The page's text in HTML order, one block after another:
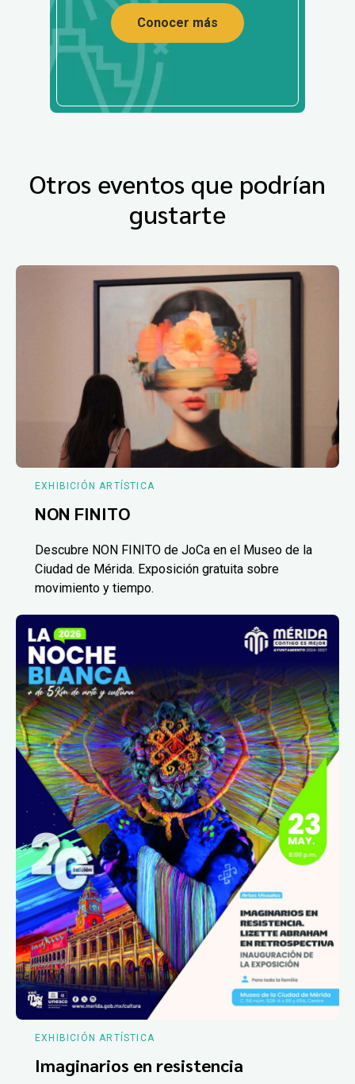
Conocer más
Otros eventos que podrían
gustarte
EXHIBICIÓN ARTÍSTICA
NON FINITO
Descubre NON FINITO de JoCa en el Museo de la
Ciudad de Mérida. Exposición gratuita sobre
movimiento y tiempo.
EXHIBICIÓN ARTÍSTICA
Imaginarios en resistencia